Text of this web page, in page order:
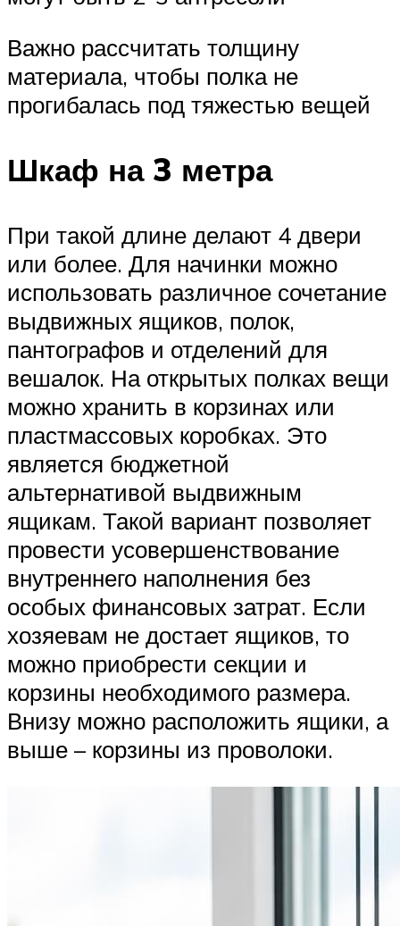
Важно рассчитать толщину
материала, чтобы полка не
прогибалась под тяжестью вещей
Шкаф на 3 метра
При такой длине делают 4 двери
или более. Для начинки можно
использовать различное сочетание
выдвижных ящиков, полок,
пантографов и отделений для
вешалок. На открытых полках вещи
можно хранить в корзинах или
пластмассовых коробках. Это
является бюджетной
альтернативой выдвижным
ящикам. Такой вариант позволяет
провести усовершенствование
внутреннего наполнения без
особых финансовых затрат. Если
хозяевам не достает ящиков, то
можно приобрести секции и
корзины необходимого размера.
Внизу можно расположить ящики, а
выше – корзины из проволоки.